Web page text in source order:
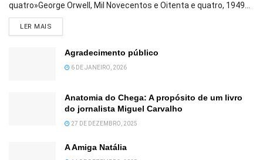
quatro»George Orwell, Mil Novecentos e Oitenta e quatro, 1949...
LER MAIS
Agradecimento público
6 DE JANEIRO, 2026
Anatomia do Chega: A propósito de um livro
do jornalista Miguel Carvalho
27 DE DEZEMBRO, 2025
A Amiga Natália